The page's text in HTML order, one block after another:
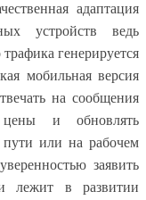
адаптация
устройств ведь
генерируется
мобильная версия
на сообщения
цены и обновлять
пути или на рабочем
заявить
лежит в развитии